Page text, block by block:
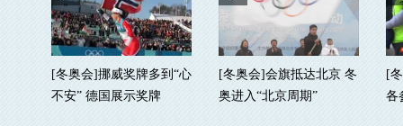
[冬奥会]挪威奖牌多到“心
不安” 德国展示奖牌
[冬奥会]会旗抵达北京 冬
奥进入“北京周期”
[
各